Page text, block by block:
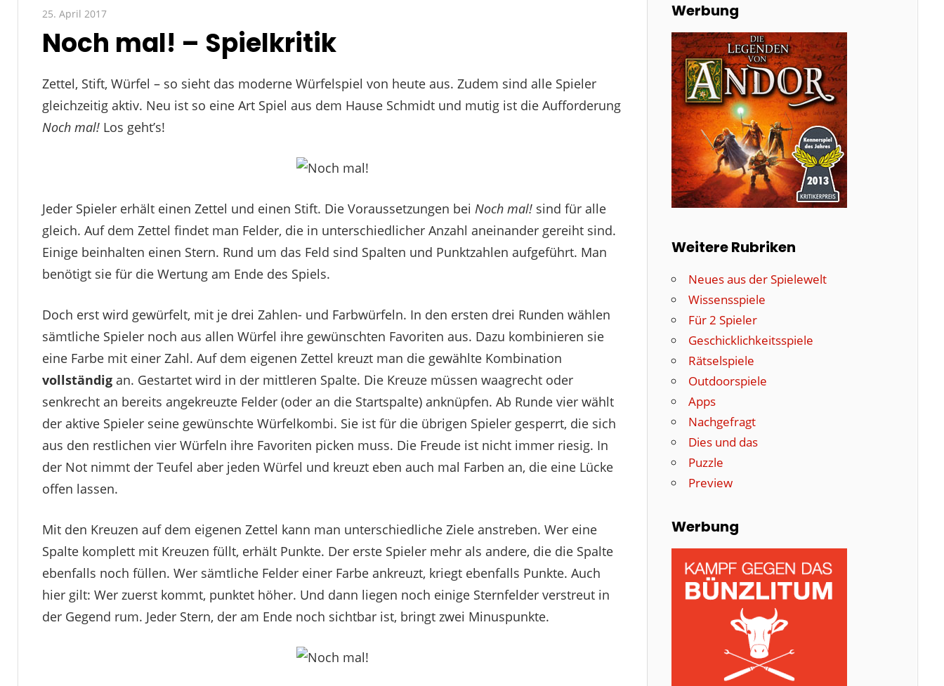
25. April 2017Paddy
Noch mal! – Spielkritik
Zettel, Stift, Würfel – so sieht das moderne Würfelspiel von heute aus. Zudem sind alle Spieler
gleichzeitig aktiv. Neu ist so eine Art Spiel aus dem Hause Schmidt und mutig ist die Aufforderung
Noch mal!Los geht’s!
Jeder Spieler erhält einen Zettel und einen Stift. Die Voraussetzungen bei Noch mal!sind für alle
gleich. Auf dem Zettel findet man Felder, die in unterschiedlicher Anzahl aneinander gereiht sind.
Einige beinhalten einen Stern. Rund um das Feld sind Spalten und Punktzahlen aufgeführt. Man
benötigt sie für die Wertung am Ende des Spiels.
Doch erst wird gewürfelt, mit je drei Zahlen- und Farbwürfeln. In den ersten drei Runden wählen
sämtliche Spieler noch aus allen Würfel ihre gewünschten Favoriten aus. Dazu kombinieren sie
eine Farbe mit einer Zahl. Auf dem eigenen Zettel kreuzt man die gewählte Kombination
vollständigan. Gestartet wird in der mittleren Spalte. Die Kreuze müssen waagrecht oder
senkrecht an bereits angekreuzte Felder (oder an die Startspalte) anknüpfen. Ab Runde vier wählt
der aktive Spieler seine gewünschte Würfelkombi. Sie ist für die übrigen Spieler gesperrt, die sich
aus den restlichen vier Würfeln ihre Favoriten picken muss. Die Freude ist nicht immer riesig. In
der Not nimmt der Teufel aber jeden Würfel und kreuzt eben auch mal Farben an, die eine Lücke
offen lassen.
Mit den Kreuzen auf dem eigenen Zettel kann man unterschiedliche Ziele anstreben. Wer eine
Spalte komplett mit Kreuzen füllt, erhält Punkte. Der erste Spieler mehr als andere, die die Spalte
ebenfalls noch füllen. Wer sämtliche Felder einer Farbe ankreuzt, kriegt ebenfalls Punkte. Auch
hier gilt: Wer zuerst kommt, punktet höher. Und dann liegen noch einige Sternfelder verstreut in
der Gegend rum. Jeder Stern, der am Ende noch sichtbar ist, bringt zwei Minuspunkte.
Werbung
Weitere Rubriken
Neues aus der Spielewelt
Wissensspiele
Für 2 Spieler
Geschicklichkeitsspiele
Rätselspiele
Outdoorspiele
Apps
Nachgefragt
Dies und das
Puzzle
Preview
Werbung